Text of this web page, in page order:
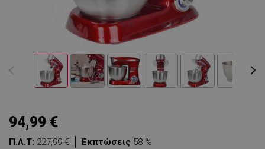
Εκπτώσεις 58 %
Π.Λ.Τ: 227,99 €
94,99 €